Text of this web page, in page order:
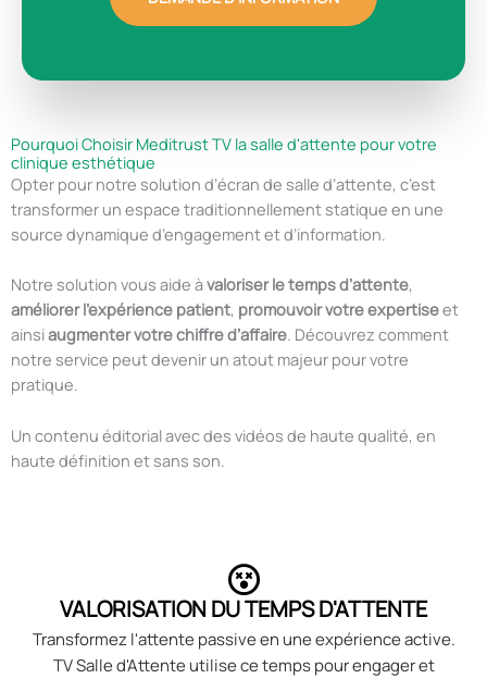
Pourquoi Choisir Meditrust TV la salle d'attente pour votre
clinique esthétique
Opter pour notre solution d’écran de salle d’attente, c’est
transformer un espace traditionnellement statique en une
source dynamique d’engagement et d’information.
Notre solution vous aide àvaloriser le temps d’attente,
améliorer l’expérience patient, promouvoir votre expertiseet
ainsiaugmenter votre chiffre d’affaire. Découvrez comment
notre service peut devenir un atout majeur pour votre
pratique.
Un contenu éditorial avec des vidéos de haute qualité, en
haute définition et sans son.
VALORISATION DU TEMPS D'ATTENTE
Transformez l'attente passive en une expérience active.
TV Salle d'Attente utilise ce temps pour engager et